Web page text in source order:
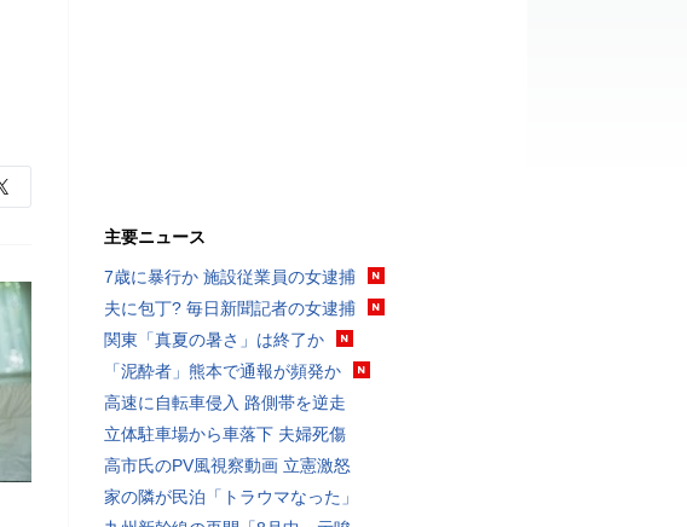
主要ニュース
7歳に暴行か 施設従業員の女逮捕
夫に包丁? 毎日新聞記者の女逮捕
関東「真夏の暑さ」は終了か
「泥酔者」熊本で通報が頻発か
高速に自転車侵入 路側帯を逆走
立体駐車場から車落下 夫婦死傷
高市氏のPV風視察動画 立憲激怒
家の隣が民泊「トラウマなった」